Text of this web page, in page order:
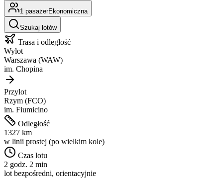
1 pasażerEkonomiczna
Szukaj lotów
Trasa i odległość
Wylot
Warszawa (WAW)
im. Chopina
Przylot
Rzym (FCO)
im. Fiumicino
Odległość
1327 km
w linii prostej (po wielkim kole)
Czas lotu
2 godz. 2 min
lot bezpośredni, orientacyjnie